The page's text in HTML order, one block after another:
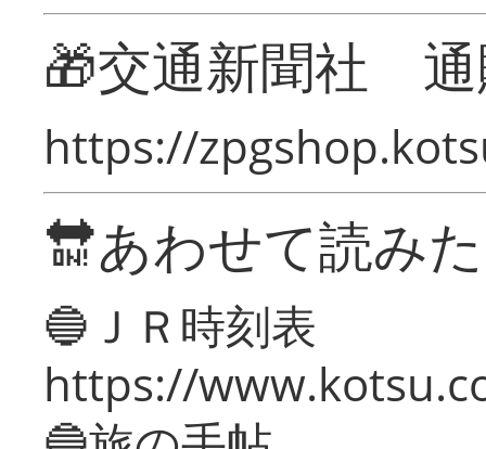
🎁交通新聞社
https://
🔛あわせて読み
🔵ＪＲ時刻表
https://